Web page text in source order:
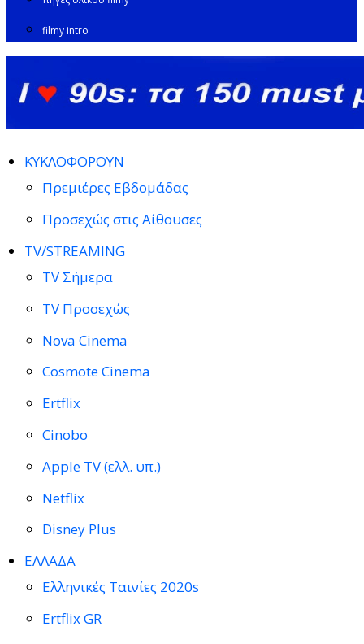
filmy intro
ΚΥΚΛΟΦΟΡΟΥΝ
Πρεμιέρες Εβδομάδας
Προσεχώς στις Αίθουσες
TV/STREAMING
TV Σήμερα
TV Προσεχώς
Nova Cinema
Cosmote Cinema
Ertflix
Cinobo
Apple TV (ελλ. υπ.)
Netflix
Disney Plus
ΕΛΛΑΔΑ
Ελληνικές Ταινίες 2020s
Ertflix GR